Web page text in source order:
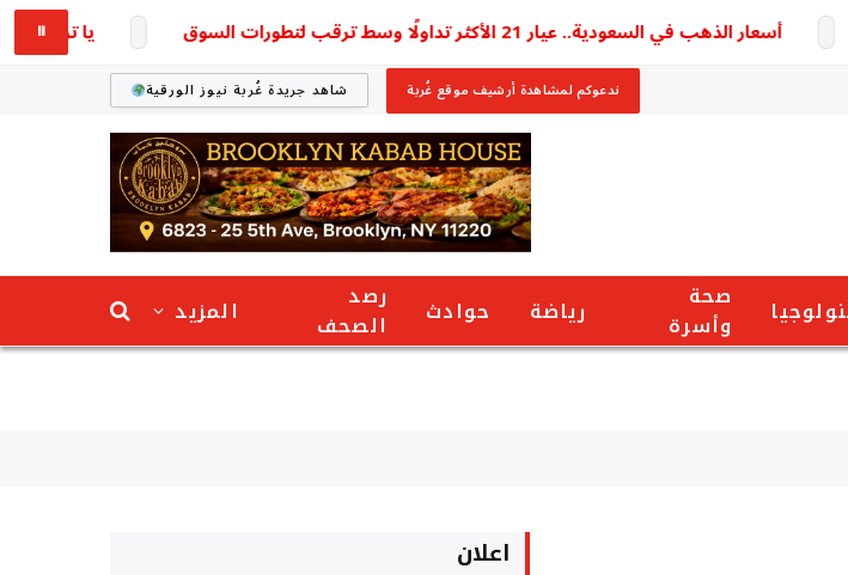
أسعار الذهب في السعودية.. عيار 21 الأكثر تداولًا وسط ترقب لتطورات السوق يا ترى وصل
⏸
ندعوكم لمشاهدة أرشيف موقع غُربة شاهد جريدة غُربة نيوز الورقية
صحة
وأسرة
رياضة حوادث
رصد
الصحف
المزيد
اعلان